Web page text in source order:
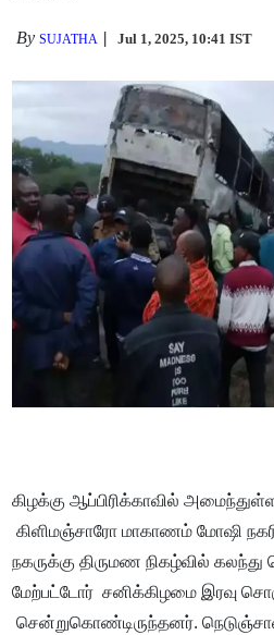
BySUJATHA Jul 1, 2025, 10:41 IST
கிழக்கு ஆப்பிரிக்காவில்
கிளிமஞ்சாரோ மாகாணம் மோஷி
நகருக்கு திருமண நிகழ்வில்
மேற்பட்டோர் சனிக்கிழமை இரவு
சென்றுகொண்டிருந்தனர்.